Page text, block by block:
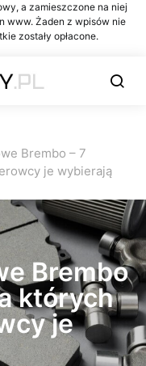
a zamieszczone na niej
www. Żaden z wpisów nie
zostały opłacone.
Brembo – 7
je wybierają
Brembo
których
je